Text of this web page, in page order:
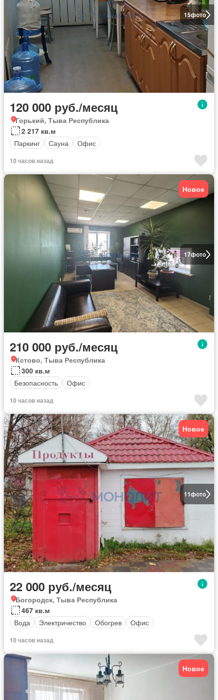
15фото
120 000 руб./месяц
Горький, Тыва Республика
2 217 кв.м
Паркинг
Сауна Офис
10 часов назад
17фото
Новое
210 000 руб./месяц
Кстово, Тыва Республика
300 кв.м
Безопасность
Офис
10 часов назад
11фото
Новое
22 000 руб./месяц
Богородск, Тыва Республика
467 кв.м
Вода
Электричество Обогрев Офис
10 часов назад
Новое